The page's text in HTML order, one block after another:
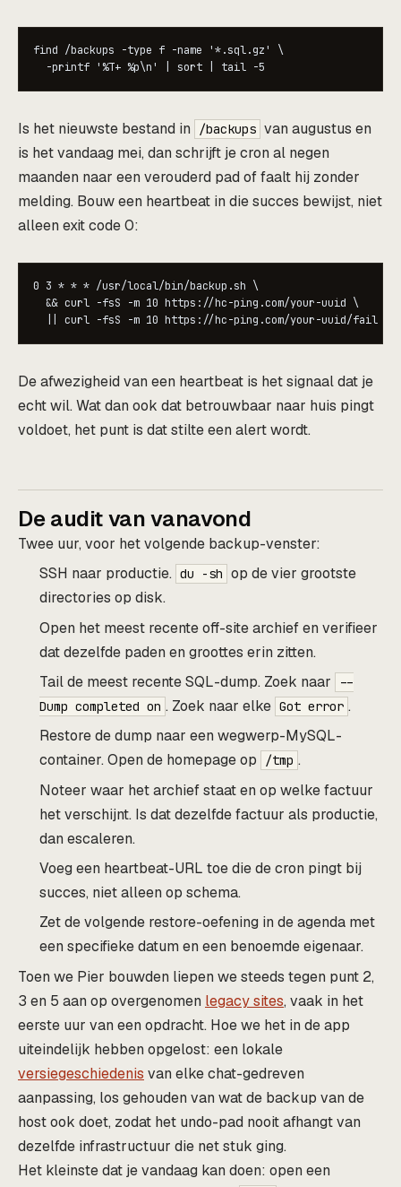
find /backups -type f -name '*.sql.gz' \
  -printf '%T+ %p\n' | sort | tail -5
Is het nieuwste bestand in /backups van augustus en
is het vandaag mei, dan schrijft je cron al negen
maanden naar een verouderd pad of faalt hij zonder
melding. Bouw een heartbeat in die succes bewijst, niet
alleen exit code 0:
0 3 * * * /usr/local/bin/backup.sh \
  && curl -fsS -m 10 https://hc-ping.com/your-uuid \
  || curl -fsS -m 10 https://hc-ping.com/your-uuid/fail
De afwezigheid van een heartbeat is het signaal dat je
echt wil. Wat dan ook dat betrouwbaar naar huis pingt
voldoet, het punt is dat stilte een alert wordt.
De audit van vanavond
Twee uur, voor het volgende backup-venster:
SSH naar productie. du -sh op de vier grootste
directories op disk.
Open het meest recente off-site archief en verifieer
dat dezelfde paden en groottes erin zitten.
Tail de meest recente SQL-dump. Zoek naar
--
Dump completed on . Zoek naar elke Got error .
Restore de dump naar een wegwerp-MySQL-
container. Open de homepage op
/tmp .
Noteer waar het archief staat en op welke factuur
het verschijnt. Is dat dezelfde factuur als productie,
dan escaleren.
Voeg een heartbeat-URL toe die de cron pingt bij
succes, niet alleen op schema.
Zet de volgende restore-oefening in de agenda met
een specifieke datum en een benoemde eigenaar.
Toen we Pier bouwden liepen we steeds tegen punt 2,
3 en 5 aan op overgenomen legacy sites, vaak in het
eerste uur van een opdracht. Hoe we het in de app
uiteindelijk hebben opgelost: een lokale
versiegeschiedenis van elke chat-gedreven
aanpassing, los gehouden van wat de backup van de
host ook doet, zodat het undo-pad nooit afhangt van
dezelfde infrastructuur die net stuk ging.
Het kleinste dat je vandaag kan doen: open een